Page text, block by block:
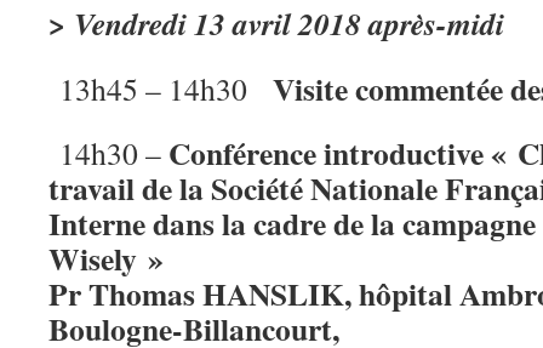
> Vendredi 13 avril 2018 après-midi
13h45 – 14h30 Visite commentée
14h30 – Conférence introductive «
travail de la Société Nationale
Interne dans la cadre de la
Wisely »
Pr Thomas HANSLIK, hôpital
Boulogne-Billancourt,